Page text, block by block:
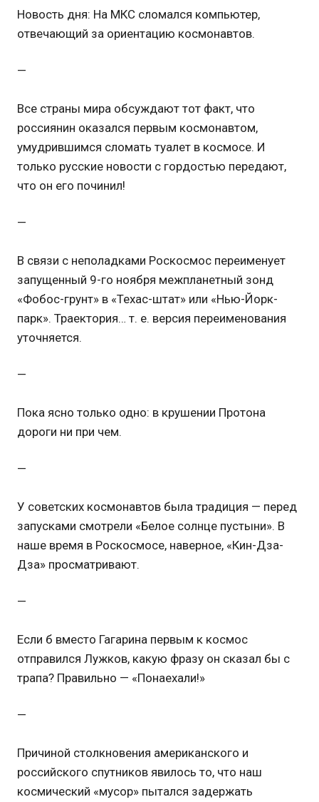
Новость дня: На МКС сломался компьютер,
отвечающий за ориентацию космонавтов.
—
Все страны мира обсуждают тот факт, что
россиянин оказался первым космонавтом,
умудрившимся сломать туалет в космосе. И
только русские новости с гордостью передают,
что он его починил!
—
В связи с неполадками Роскосмос переименует
запущенный 9-го ноября межпланетный зонд
«Фобос-грунт» в «Техас-штат» или «Нью-Йорк-
парк». Траектория… т. е. версия переименования
уточняется.
—
Пока ясно только одно: в крушении Протона
дороги ни при чем.
—
У советских космонавтов была традиция — перед
запусками смотрели «Белое солнце пустыни». В
наше время в Роскосмосе, наверное, «Кин-Дза-
Дза» просматривают.
—
Если б вместо Гагарина первым к космос
отправился Лужков, какую фразу он сказал бы с
трапа? Правильно — «Понаехали!»
—
Причиной столкновения американского и
российского спутников явилось то, что наш
космический «мусор» пытался задержать